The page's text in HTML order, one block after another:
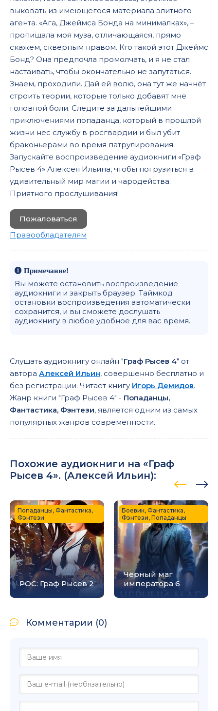
выковать из имеющегося материала элитного
агента. «Ага, Джеймса Бонда на минималках», –
пропищала моя муза, отличающаяся, прямо
скажем, скверным нравом. Кто такой этот Джеймс
Бонд? Она предпочла промолчать, и я не стал
настаивать, чтобы окончательно не запутаться.
Знаем, проходили. Дай ей волю, она тут же начнёт
строить теории, которые только добавят мне
головной боли. Следите за дальнейшими
приключениями попаданца, который в прошлой
жизни нес службу в росгвардии и был убит
браконьерами во время патрулирования.
Запускайте воспроизведение аудиокниги «Граф
Рысев 4» Алексея Ильина, чтобы погрузиться в
удивительный мир магии и чародейства.
Приятного прослушивания!
Пожаловаться
Правообладателям
Примечание!
Вы можете остановить воспроизведение
аудиокниги и закрыть браузер. Таймкод
остановки воспроизведения автоматически
сохранится, и вы сможете дослушать
аудиокнигу в любое удобное для вас время.
Слушать аудиокнигу онлайн "Граф Рысев 4" от
автора Алексей Ильин, совершенно бесплатно и
без регистрации. Читает книгу Игорь Демидов.
Жанр книги "Граф Рысев 4" - Попаданцы,
Фантастика, Фэнтези, является одним из самых
популярных жанров современности.
Похожие аудиокниги на «Граф
Рысев 4». (Алексей Ильин):
РОС: Граф Рысев 2
Попаданцы, Фантастика,
Фэнтези
Чёрный маг
императора 6
Боевик, Фантастика,
Фэнтези, Попаданцы
Комментарии (0)